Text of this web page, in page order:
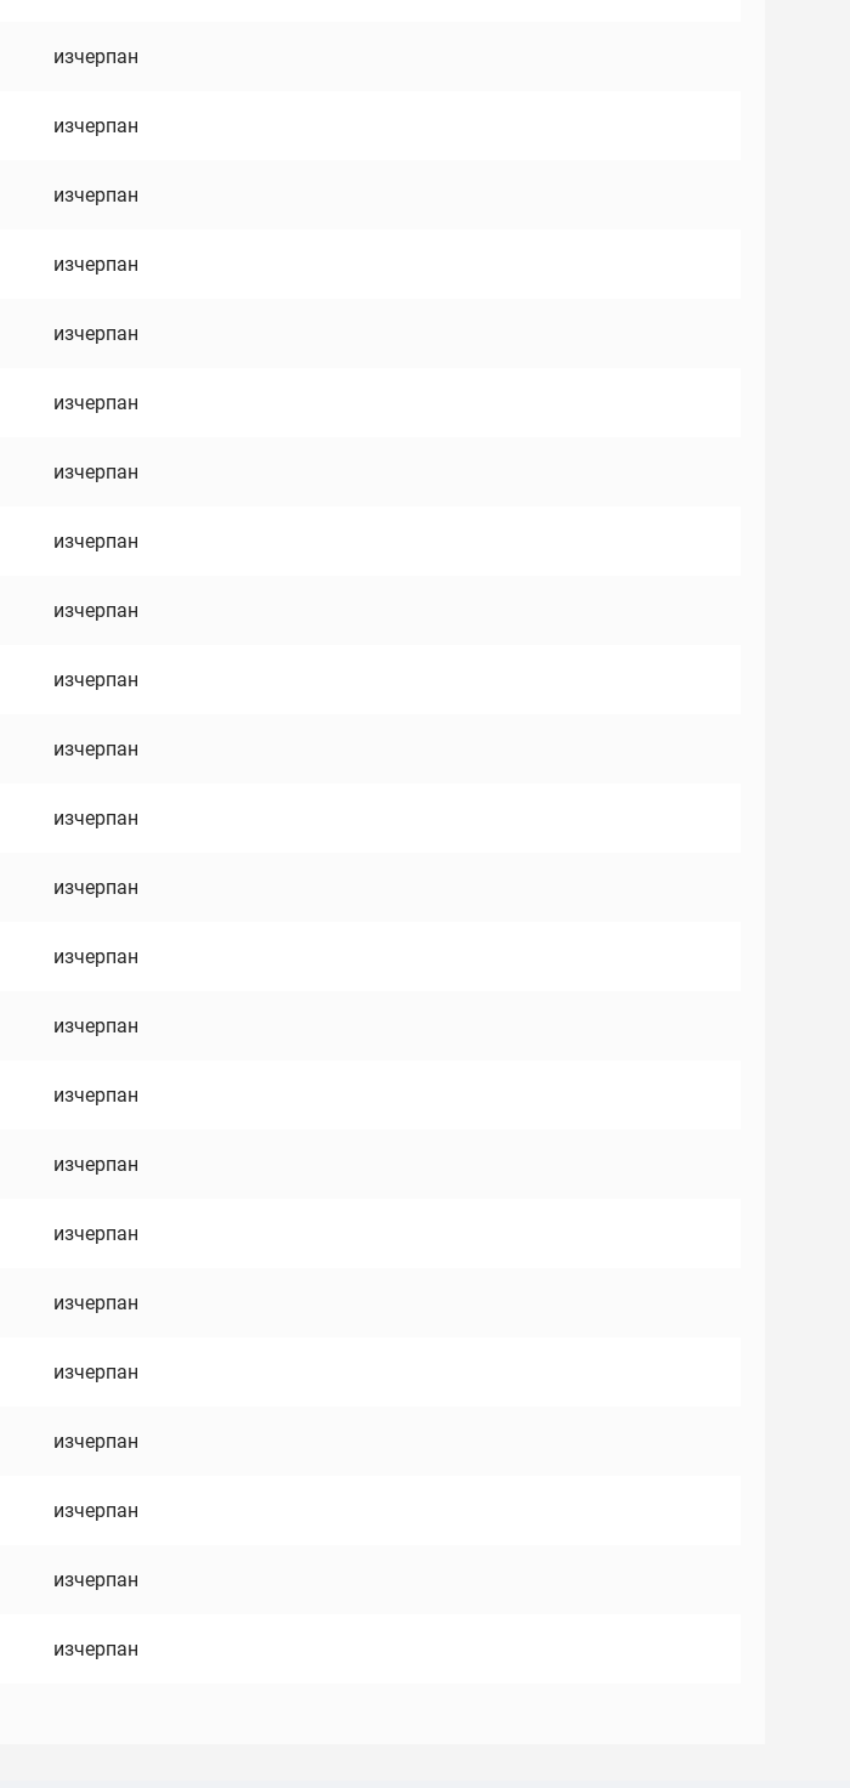
изчерпан
изчерпан
изчерпан
изчерпан
изчерпан
изчерпан
изчерпан
изчерпан
изчерпан
изчерпан
изчерпан
изчерпан
изчерпан
изчерпан
изчерпан
изчерпан
изчерпан
изчерпан
изчерпан
изчерпан
изчерпан
изчерпан
изчерпан
изчерпан